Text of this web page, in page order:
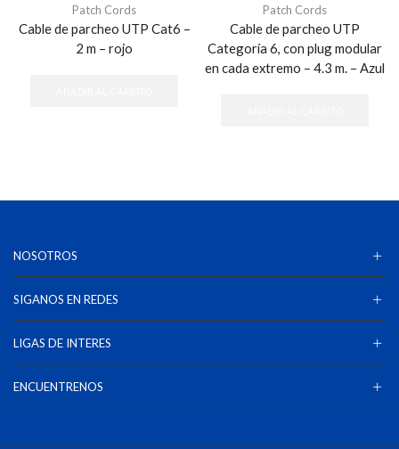
Patch Cords
Cable de parcheo UTP Cat6 –
2 m – rojo
Patch Cords
Cable de parcheo UTP
Categoría 6, con plug modular
en cada extremo – 4.3 m. – Azul
NOSOTROS
SIGANOS EN REDES
LIGAS DE INTERES
ENCUENTRENOS